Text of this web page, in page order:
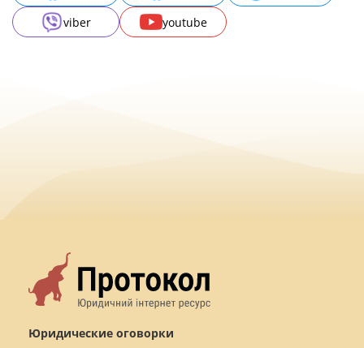
viber
youtube
Юридические оговорки